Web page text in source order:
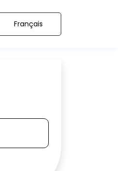
Français